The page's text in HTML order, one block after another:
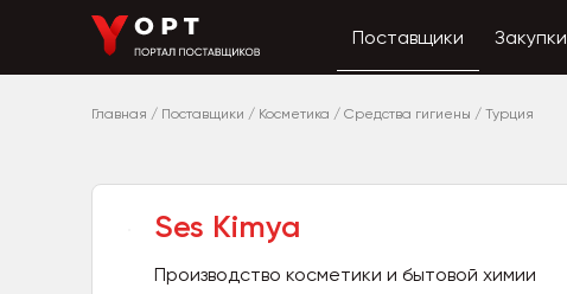
Поставщики Закупки
Главная / Поставщики / Косметика / Средства гигиены / Турция
Ses Kimya
Производство косметики и бытовой химии